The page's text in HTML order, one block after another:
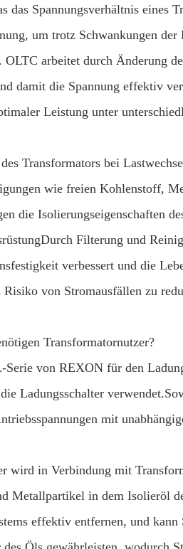
das Spannungsverhältnis eines
um trotz Schwankungen
OLTC arbeitet durch Änderung
damit die Spannung effektiv
Leistung unter
Transformators bei
wie freien Kohlenstoff,
die Isolierungseigenschaften
Filterung und
verbessert und die
Risiko von Stromausfällen zu
Transformatornutzer?
von REXON für den
Ladungsschalter
mit
wird in Verbindung mit
Metallpartikel in dem Isolieröl
effektiv entfernen, und